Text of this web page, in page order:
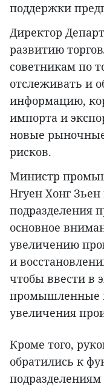
поддержки
Директор
развитию
советникам по
отслеживать и
информацию,
импорта и
новые
рисков.
Министр
Нгуен Хонг
подразделения
основное
увеличению
и
чтобы ввести в
промышленные
увеличения
Кроме того,
обратились к
подразделениям